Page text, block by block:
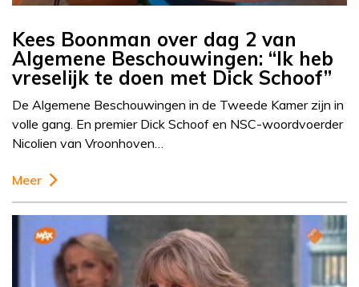
Kees Boonman over dag 2 van
Algemene Beschouwingen: “Ik heb
vreselijk te doen met Dick Schoof”
De Algemene Beschouwingen in de Tweede Kamer zijn in
volle gang. En premier Dick Schoof en NSC-woordvoerder
Nicolien van Vroonhoven…
Meer